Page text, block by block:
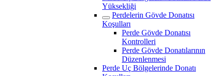
Yüksekliği
Perdelerin Gövde Donatısı
Koşulları
Perde Gövde Donatısı
Kontrolleri
Perde Gövde Donatılarının
Düzenlenmesi
Perde Uç Bölgelerinde Donatı